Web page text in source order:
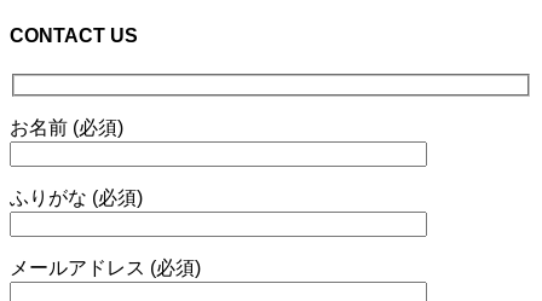
CONTACT US
お名前 (必須)
ふりがな (必須)
メールアドレス (必須)